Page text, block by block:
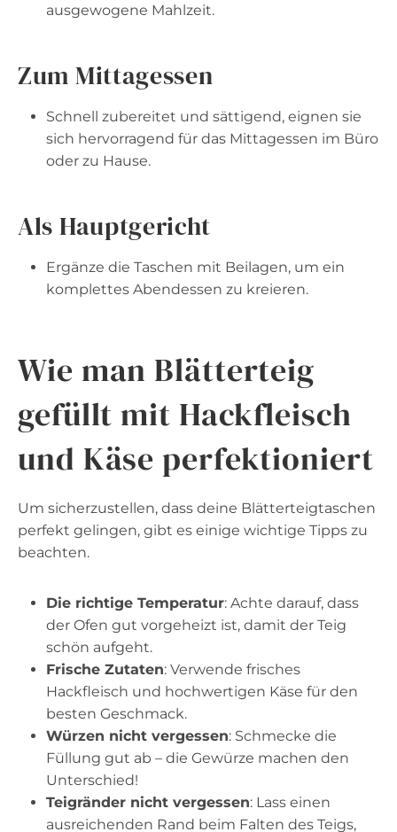
ausgewogene Mahlzeit.
Zum Mittagessen
Schnell zubereitet und sättigend, eignen sie
sich hervorragend für das Mittagessen im Büro
oder zu Hause.
Als Hauptgericht
Ergänze die Taschen mit Beilagen, um ein
komplettes Abendessen zu kreieren.
Wie man Blätterteig
gefüllt mit Hackfleisch
und Käse perfektioniert
Um sicherzustellen, dass deine Blätterteigtaschen
perfekt gelingen, gibt es einige wichtige Tipps zu
beachten.
Die richtige Temperatur: Achte darauf, dass
der Ofen gut vorgeheizt ist, damit der Teig
schön aufgeht.
Frische Zutaten: Verwende frisches
Hackfleisch und hochwertigen Käse für den
besten Geschmack.
Würzen nicht vergessen: Schmecke die
Füllung gut ab – die Gewürze machen den
Unterschied!
Teigränder nicht vergessen: Lass einen
ausreichenden Rand beim Falten des Teigs,